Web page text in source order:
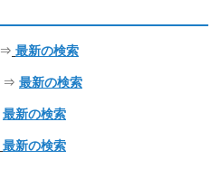
⇒ 最新の検索
⇒ 最新の検索
最新の検索
最新の検索